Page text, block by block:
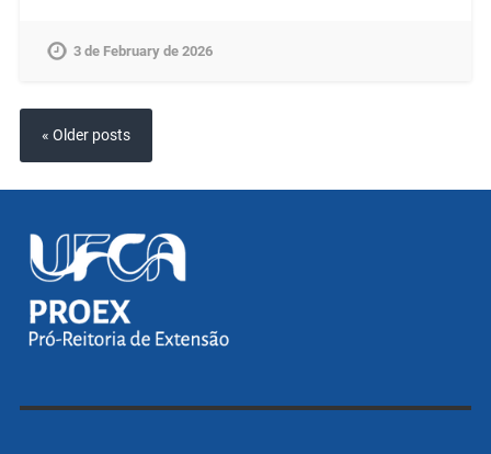
3 de February de 2026
« Older posts